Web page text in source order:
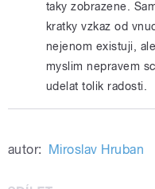
taky zobrazene.
kratky vzkaz od
nejenom existuji,
myslim nepravem
udelat tolik radosti.
autor: Miroslav Hruban